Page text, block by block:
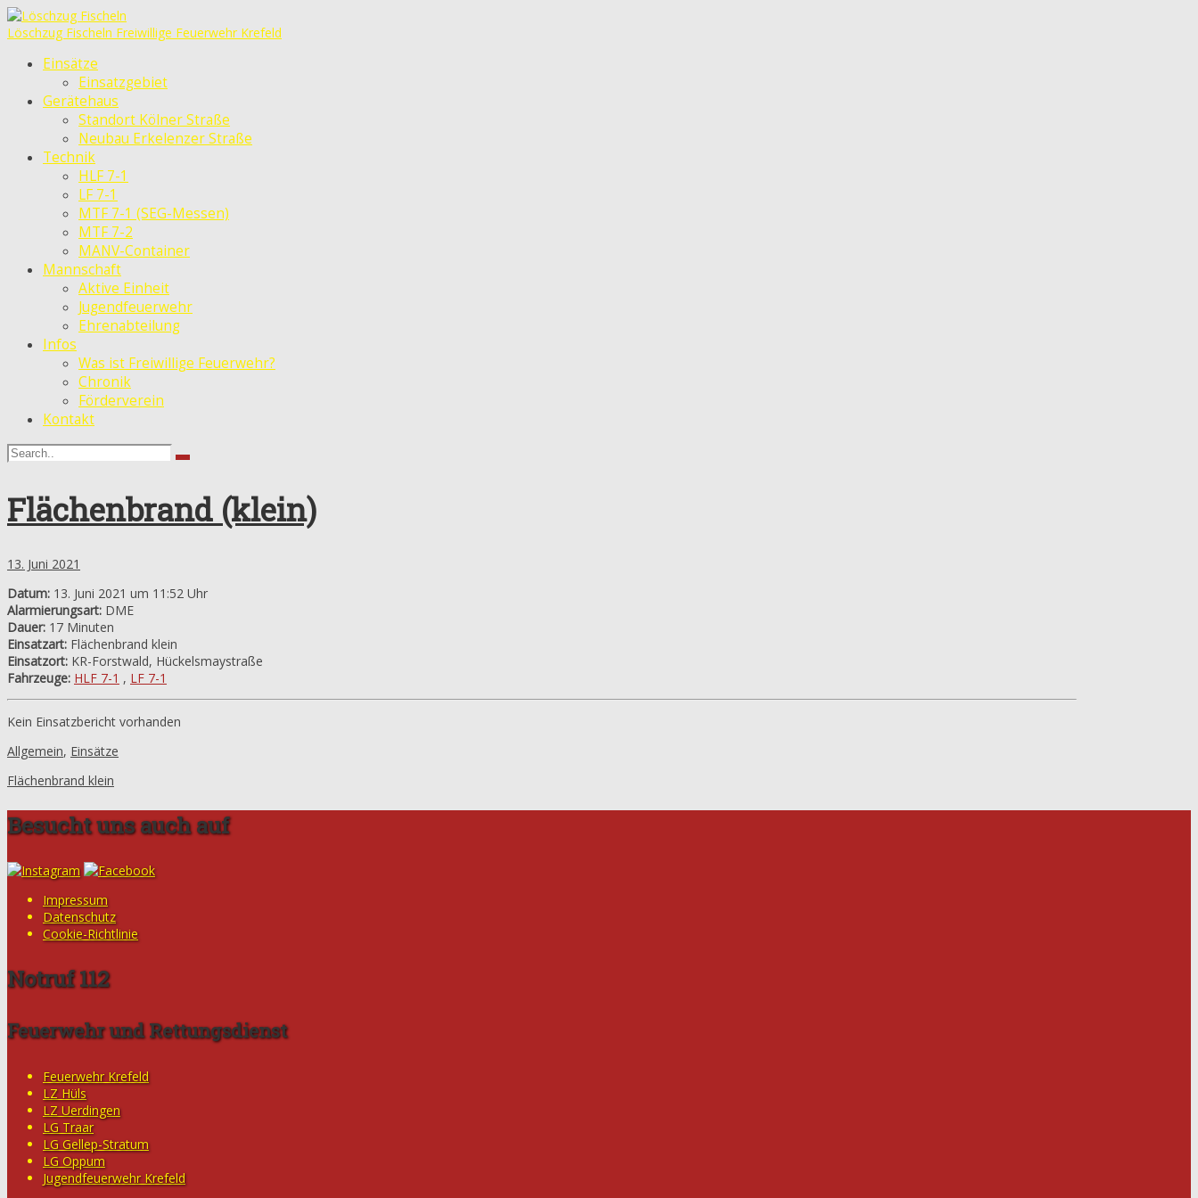
Löschzug Fischeln Freiwillige Feuerwehr Krefeld
Einsätze
Einsatzgebiet
Gerätehaus
Standort Kölner Straße
Neubau Erkelenzer Straße
Technik
HLF 7-1
LF 7-1
MTF 7-1 (SEG-Messen)
MTF 7-2
MANV-Container
Mannschaft
Aktive Einheit
Jugendfeuerwehr
Ehrenabteilung
Infos
Was ist Freiwillige Feuerwehr?
Chronik
Förderverein
Kontakt
Flächenbrand (klein)
13. Juni 2021
Datum: 13. Juni 2021 um 11:52 Uhr
Alarmierungsart: DME
Dauer: 17 Minuten
Einsatzart: Flächenbrand klein
Einsatzort: KR-Forstwald, Hückelsmaystraße
Fahrzeuge: HLF 7-1 , LF 7-1
Kein Einsatzbericht vorhanden
Allgemein, Einsätze
Flächenbrand klein
Besucht uns auch auf
Impressum
Datenschutz
Cookie-Richtlinie
Notruf 112
Feuerwehr und Rettungsdienst
Feuerwehr Krefeld
LZ Hüls
LZ Uerdingen
LG Traar
LG Gellep-Stratum
LG Oppum
Jugendfeuerwehr Krefeld